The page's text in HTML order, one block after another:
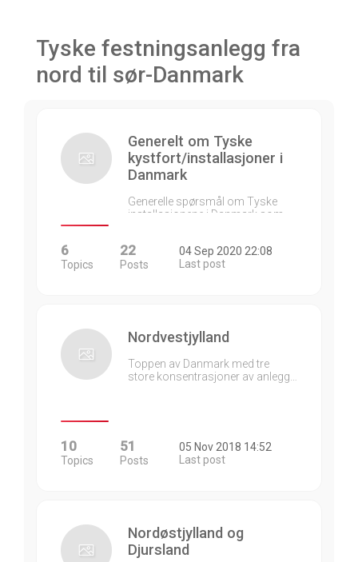
Tyske festningsanlegg fra
nord til sør-Danmark
Generelt om Tyske
kystfort/installasjoner i
Danmark
Generelle spørsmål om Tyske
installasjonene i Danmark som…
6
Topics
22
Posts
04 Sep 2020 22:08
Last post
Nordvestjylland
Toppen av Danmark med tre
store konsentrasjoner av anlegg…
10
Topics
51
Posts
05 Nov 2018 14:52
Last post
Nordøstjylland og
Djursland